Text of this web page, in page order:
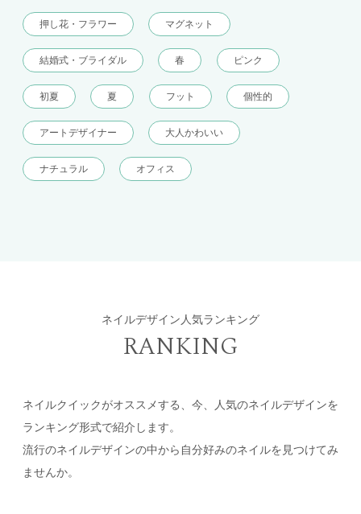
押し花・フラワー マグネット
結婚式・ブライダル 春 ピンク
初夏 夏 フット 個性的
アートデザイナー 大人かわいい
ナチュラル オフィス
ネイルデザイン人気ランキング
RANKING
ネイルクイックがオススメする、今、人気のネイルデザインを
ランキング形式で紹介します。
流行のネイルデザインの中から自分好みのネイルを見つけてみ
ませんか。